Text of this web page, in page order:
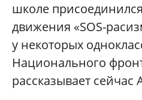
школе
движения «SOS-
у некоторых
Национального
рассказывает сейчас